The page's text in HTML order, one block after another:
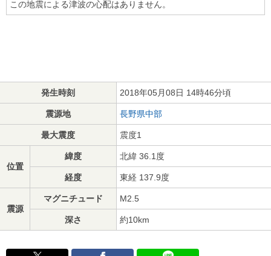
この地震による津波の心配はありません。
発生時刻 2018年05月08日 14時46分頃
震源地 長野県中部
最大震度 震度1
位置
緯度 北緯 36.1度
経度 東経 137.9度
震源
マグニチュード M2.5
深さ 約10km